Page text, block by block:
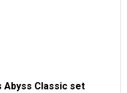
Classic set